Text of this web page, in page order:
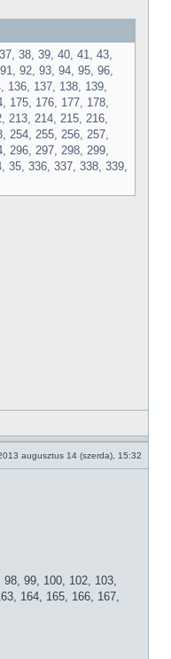
38, 39, 40, 41, 43,
92, 93, 94, 95, 96,
136, 137, 138, 139,
175, 176, 177, 178,
213, 214, 215, 216,
254, 255, 256, 257,
296, 297, 298, 299,
35, 336, 337, 338, 339,
augusztus 14 (szerda), 15:32
99, 100, 102, 103,
164, 165, 166, 167,